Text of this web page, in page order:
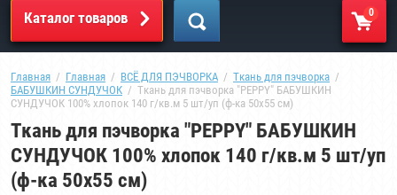
Каталог товаров 0
Главная
  /
Главная
  /
ВСЁ ДЛЯ ПЭЧВОРКА
  /
Ткань для пэчворка
БАБУШКИН СУНДУЧОК
  /  Ткань для пэчворка "PEPPY" БАБУШКИН
СУНДУЧОК 100% хлопок 140 г/кв.м 5 шт/уп (ф-ка 50x55 см)
Ткань для пэчворка "PEPPY" БАБУШКИН
СУНДУЧОК 100% хлопок 140 г/кв.м 5 шт/уп
(ф-ка 50x55 см)